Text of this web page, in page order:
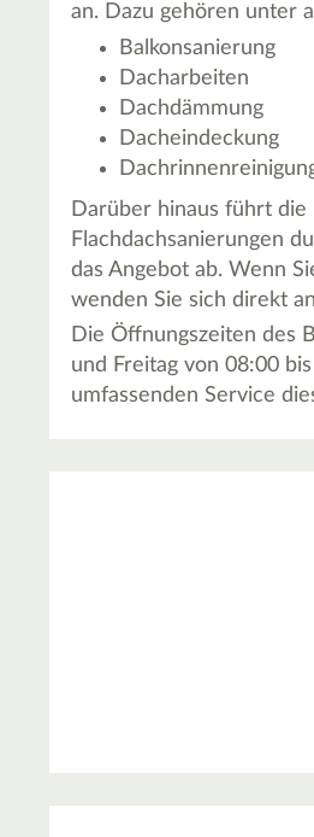
an. Dazu gehören unter
Balkonsanierung
Dacharbeiten
Dachdämmung
Dacheindeckung
Darüber hinaus führt die
Flachdachsanierungen
das Angebot ab. Wenn
wenden Sie sich direkt
Die Öffnungszeiten des
und Freitag von 08:00
umfassenden Service